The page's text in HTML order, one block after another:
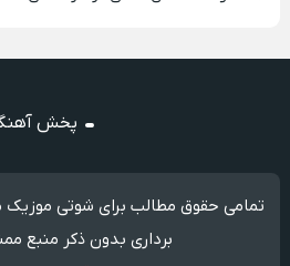
پخش
تمامی حقوق مطالب برای شوتی
برداری بدون ذکر منبع